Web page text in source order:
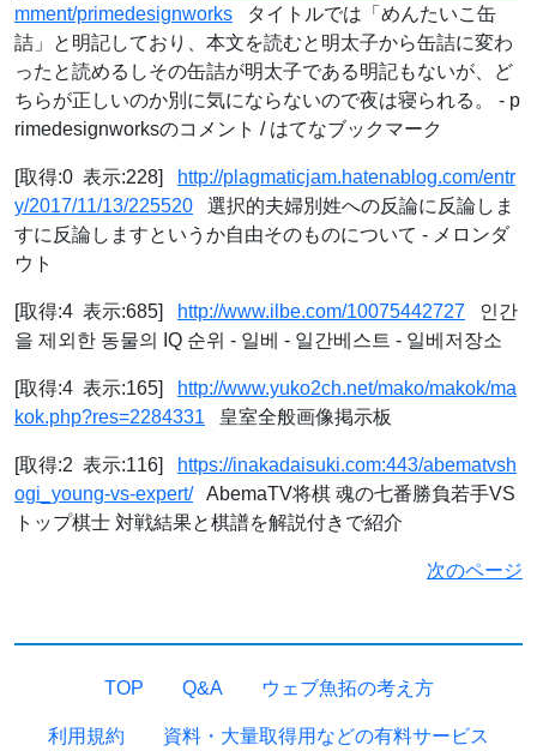
mment/primedesignworks タイトルでは「めんたいこ缶
詰」と明記しており、本文を読むと明太子から缶詰に変わ
ったと読めるしその缶詰が明太子である明記もないが、ど
ちらが正しいのか別に気にならないので夜は寝られる。 - p
rimedesignworksのコメント / はてなブックマーク
[取得:0 表示:228]
http://plagmaticjam.hatenablog.com/entr
y/2017/11/13/225520 選択的夫婦別姓への反論に反論しま
すに反論しますというか自由そのものについて - メロンダ
ウト
[取得:4 表示:685] http://www.ilbe.com/10075442727 인간
을 제외한 동물의 IQ 순위 - 일베 - 일간베스트 - 일베저장소
[取得:4 表示:165]
http://www.yuko2ch.net/mako/makok/ma
kok.php?res=2284331 皇室全般画像掲示板
[取得:2 表示:116]
https://inakadaisuki.com:443/abematvsh
ogi_young-vs-expert/AbemaTV将棋 魂の七番勝負若手VS
トップ棋士 対戦結果と棋譜を解説付きで紹介
次のページ
TOP Q&A ウェブ魚拓の考え方
利用規約 資料・大量取得用などの有料サービス